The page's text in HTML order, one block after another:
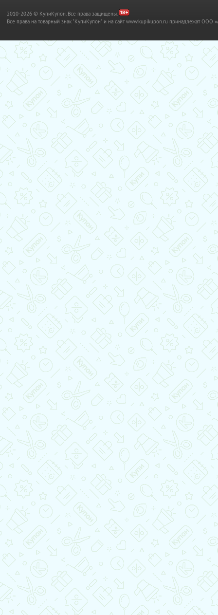
2010-2026 © КупиКупон. Все права защищены.
Все права на товарный знак "КупиКупон" и на сайт www.kupikupon.ru принадлежат